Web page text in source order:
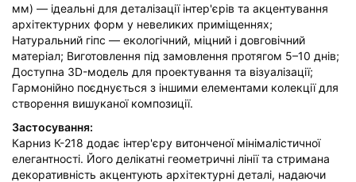
мм) — ідеальні для деталізації інтер'єрів та акцентування
архітектурних форм у невеликих приміщеннях;
Натуральний гіпс — екологічний, міцний і довговічний
матеріал; Виготовлення під замовлення протягом 5–10 днів;
Доступна 3D-модель для проектування та візуалізації;
Гармонійно поєднується з іншими елементами колекції для
створення вишуканої композиції.
Застосування:
Карниз К-218 додає інтер'єру витонченої мінімалістичної
елегантності. Його делікатні геометричні лінії та стримана
декоративність акцентують архітектурні деталі, надаючи